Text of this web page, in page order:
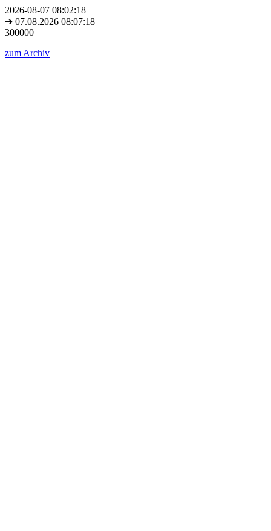
2026-08-07 08:02:18
➔ 07.08.2026 08:07:18
300000
zum Archiv